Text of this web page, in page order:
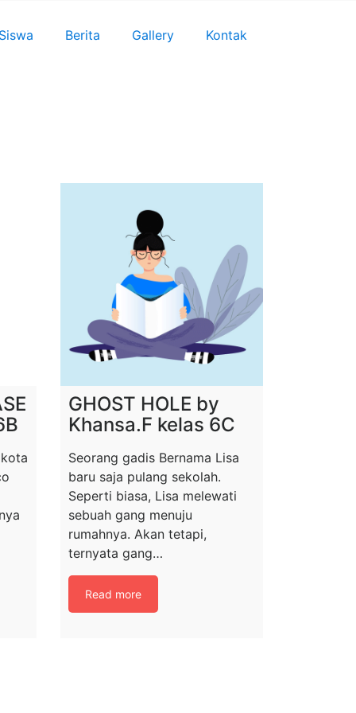
Berita Gallery Kontak
GHOST HOLE by
Khansa.F kelas 6C
Seorang gadis Bernama Lisa
baru saja pulang sekolah.
Seperti biasa, Lisa melewati
sebuah gang menuju
rumahnya. Akan tetapi,
ternyata gang…
Read more